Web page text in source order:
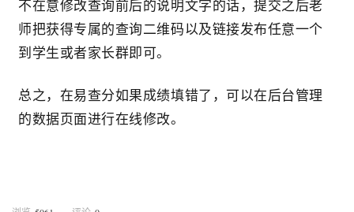
不在意修改查询前后的说明文字的话，提交之后老
师把获得专属的查询二维码以及链接发布任意一个
到学生或者家长群即可。
总之，在易查分如果成绩填错了，可以在后台管理
的数据页面进行在线修改。